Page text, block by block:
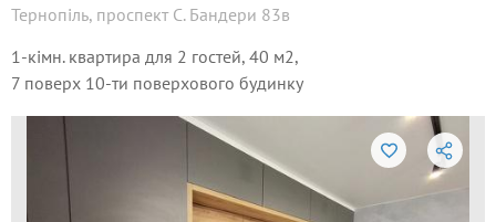
Тернопіль, проспект С. Бандери 83в
1-кімн. квартира для 2 гостей, 40 м2,
7 поверх 10-ти поверхового будинку